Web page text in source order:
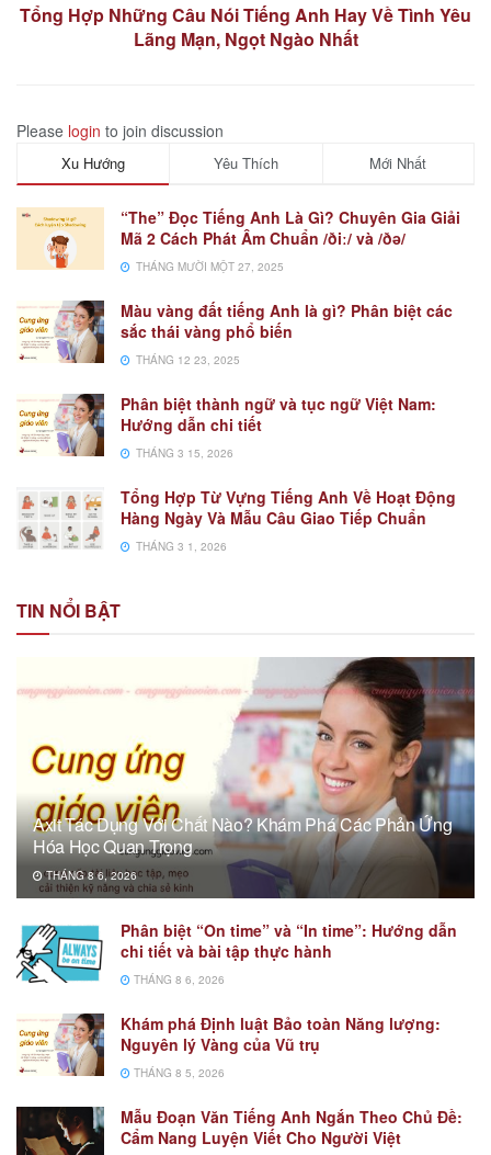
Tổng Hợp Những Câu Nói Tiếng Anh Hay Về Tình Yêu
Lãng Mạn, Ngọt Ngào Nhất
Please login to join discussion
Xu Hướng Yêu Thích Mới Nhất
“The” Đọc Tiếng Anh Là Gì? Chuyên Gia Giải
Mã 2 Cách Phát Âm Chuẩn /ðiː/ và /ðə/
THÁNG MƯỜI MỘT 27, 2025
Màu vàng đất tiếng Anh là gì? Phân biệt các
sắc thái vàng phổ biến
THÁNG 12 23, 2025
Phân biệt thành ngữ và tục ngữ Việt Nam:
Hướng dẫn chi tiết
THÁNG 3 15, 2026
Tổng Hợp Từ Vựng Tiếng Anh Về Hoạt Động
Hàng Ngày Và Mẫu Câu Giao Tiếp Chuẩn
THÁNG 3 1, 2026
TIN NỔI BẬT
Axit Tác Dụng Với Chất Nào? Khám Phá Các Phản Ứng
Hóa Học Quan Trọng
THÁNG 8 6, 2026
Phân biệt “On time” và “In time”: Hướng dẫn
chi tiết và bài tập thực hành
THÁNG 8 6, 2026
Khám phá Định luật Bảo toàn Năng lượng:
Nguyên lý Vàng của Vũ trụ
THÁNG 8 5, 2026
Mẫu Đoạn Văn Tiếng Anh Ngắn Theo Chủ Đề:
Cẩm Nang Luyện Viết Cho Người Việt